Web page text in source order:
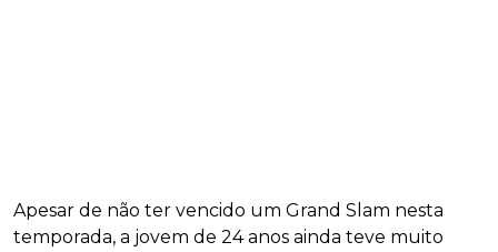
Apesar de não ter vencido um Grand Slam nesta
temporada, a jovem de 24 anos ainda teve muito